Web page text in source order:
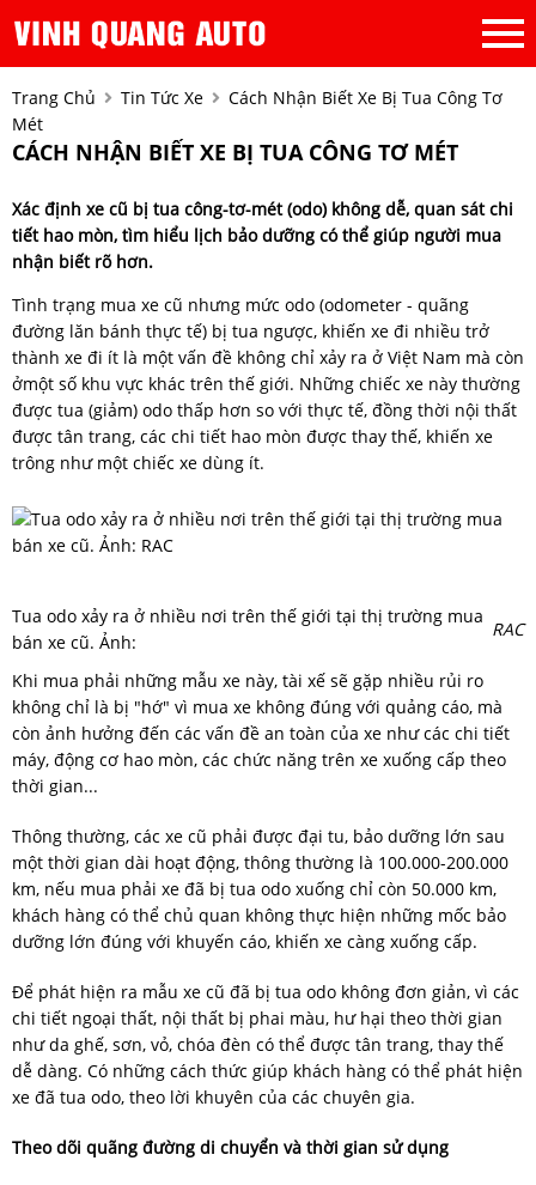
Trang Chủ Tin Tức Xe
Cách Nhận Biết Xe Bị Tua Công Tơ
Mét
CÁCH NHẬN BIẾT XE BỊ TUA CÔNG TƠ MÉT
Xác định xe cũ bị tua công-tơ-mét (odo) không dễ, quan sát chi
tiết hao mòn, tìm hiểu lịch bảo dưỡng có thể giúp người mua
nhận biết rõ hơn.
Tình trạng mua xe cũ nhưng mức odo (odometer - quãng
đường lăn bánh thực tế) bị tua ngược, khiến xe đi nhiều trở
thành xe đi ít là một vấn đề không chỉ xảy ra ở Việt Nam mà còn
ởmột số khu vực khác trên thế giới. Những chiếc xe này thường
được tua (giảm) odo thấp hơn so với thực tế, đồng thời nội thất
được tân trang, các chi tiết hao mòn được thay thế, khiến xe
trông như một chiếc xe dùng ít.
Tua odo xảy ra ở nhiều nơi trên thế giới tại thị trường mua
bán xe cũ. Ảnh:
RAC
Khi mua phải những mẫu xe này, tài xế sẽ gặp nhiều rủi ro
không chỉ là bị "hớ" vì mua xe không đúng với quảng cáo, mà
còn ảnh hưởng đến các vấn đề an toàn của xe như các chi tiết
máy, động cơ hao mòn, các chức năng trên xe xuống cấp theo
thời gian...
Thông thường, các xe cũ phải được đại tu, bảo dưỡng lớn sau
một thời gian dài hoạt động, thông thường là 100.000-200.000
km, nếu mua phải xe đã bị tua odo xuống chỉ còn 50.000 km,
khách hàng có thể chủ quan không thực hiện những mốc bảo
dưỡng lớn đúng với khuyến cáo, khiến xe càng xuống cấp.
Để phát hiện ra mẫu xe cũ đã bị tua odo không đơn giản, vì các
chi tiết ngoại thất, nội thất bị phai màu, hư hại theo thời gian
như da ghế, sơn, vỏ, chóa đèn có thể được tân trang, thay thế
dễ dàng. Có những cách thức giúp khách hàng có thể phát hiện
xe đã tua odo, theo lời khuyên của các chuyên gia.
Theo dõi quãng đường di chuyển và thời gian sử dụng